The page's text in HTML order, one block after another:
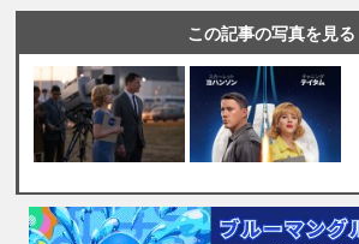
この記事の写真を見る